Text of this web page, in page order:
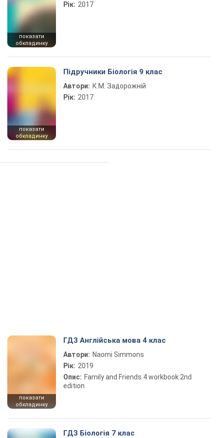
показати
обкладинку
Рік: 2017
показати
обкладинку
Підручники Біологія 9 клас
Автори: К.М. Задорожній
Рік: 2017
показати
обкладинку
ГДЗ Англійська мова 4 клас
Автори: Naomi Simmons
Рік: 2019
Опис: Family and Friends 4 workbook 2nd
edition
ГДЗ Біологія 7 клас